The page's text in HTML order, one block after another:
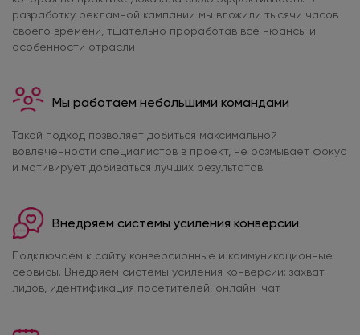
разработку рекламной кампании мы вложили тысячи часов
своего времени, тщательно проработав все нюансы и
особенности отрасли
Мы работаем небольшими командами
Такой подход позволяет добиться максимальной
вовлеченности специалистов в проект, не размывает фокус
и мотивирует добиваться лучших результатов
Внедряем системы усиления конверсии
Подключаем к сайту конверсионные и коммуникационные
сервисы. Внедряем системы усиления конверсии: захват
лидов, идентификация посетителей, онлайн-чат